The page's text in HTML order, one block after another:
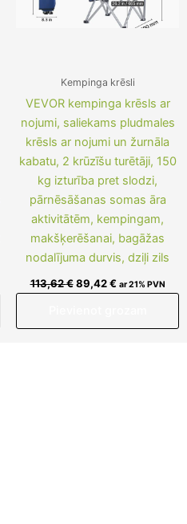
Kempinga krēsli
VEVOR kempinga krēsls ar
nojumi, saliekams pludmales
krēsls ar nojumi un žurnāla
kabatu, 2 krūzīšu turētāji, 150
kg izturība pret slodzi,
pārnēsāšanas somas āra
aktivitātēm, kempingam,
makšķerēšanai, bagāžas
nodalījuma durvis, dziļi zils
113,62€ 89,42€ ar 21% PVN